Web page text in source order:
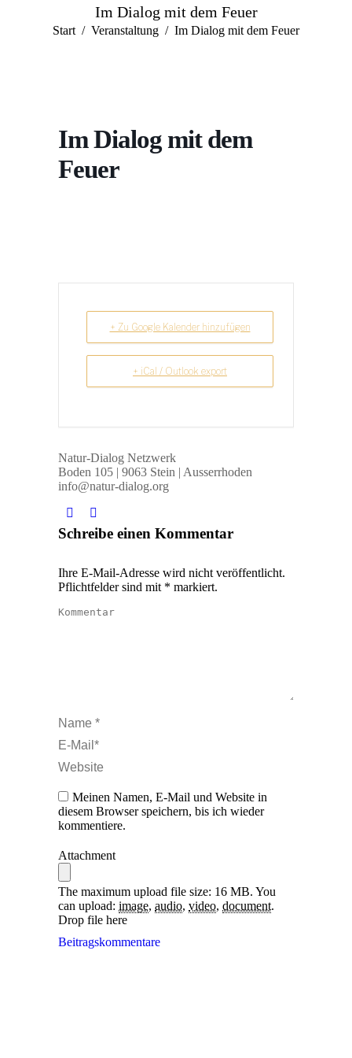
Im Dialog mit dem Feuer
Sie befinden sich hier:
Start Veranstaltung Im Dialog mit dem Feuer
Im Dialog mit dem
Feuer
+ Zu Google Kalender hinzufügen
+ iCal / Outlook export
Natur-Dialog Netzwerk
Boden 105 | 9063 Stein | Ausserrhoden
info@natur-dialog.org
Finden Sie uns auf:
page
in
Mail
opens
Schreibe einen Kommentar
Ihre E-Mail-Adresse wird nicht veröffentlicht.
Pflichtfelder sind mit * markiert.
Kommentar
Name *
E-Mail *
Website
Meinen Namen, E-Mail und Website in
diesem Browser speichern, bis ich wieder
kommentiere.
Attachment
The maximum upload file size: 16 MB. You
can upload: image, audio, video, document.
Drop file here
Beitragskommentare